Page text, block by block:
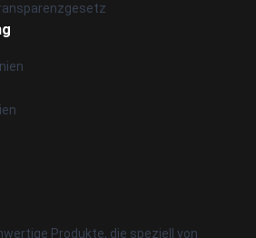
Produkte, die speziell von